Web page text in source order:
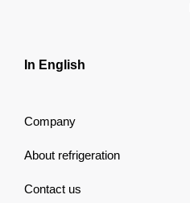
In English
Company
About refrigeration
Contact us